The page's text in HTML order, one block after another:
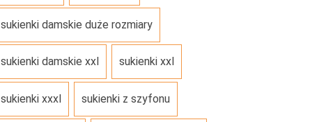
sukienki damskie duże rozmiary
sukienki damskie xxl sukienki xxl
sukienki xxxl sukienki z szyfonu